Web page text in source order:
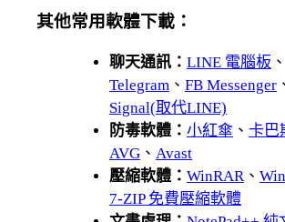
其他常用軟體下載：
聊天通訊： LINE 電腦板 、
Telegram 、 FB Messenger
Signal(取代LINE)
防毒軟體： 小紅傘 、 卡巴
AVG 、 Avast
壓縮軟體： WinRAR、
7-ZIP 免費壓縮軟體